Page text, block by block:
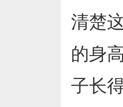
清楚
的身
子长